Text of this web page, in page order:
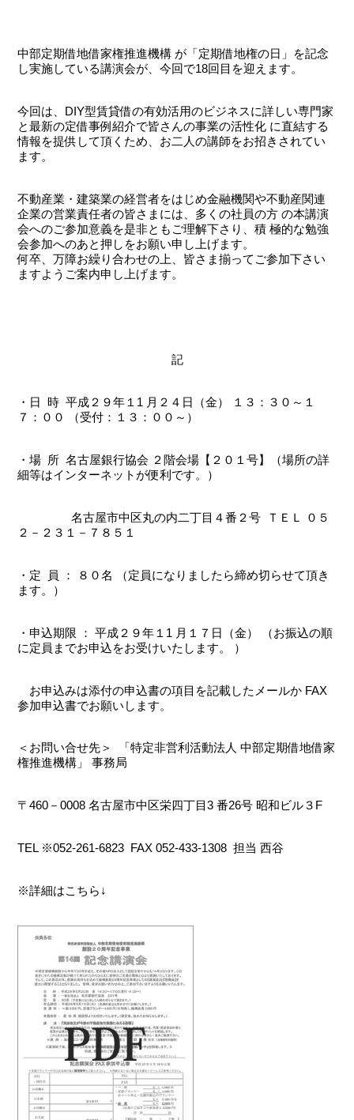
中部定期借地借家権推進機構 が「定期借地権の日」を記念
し実施している講演会が、今回で18回目を迎えます。
今回は、DIY型賃貸借の有効活用のビジネスに詳しい専門家
と最新の定借事例紹介で皆さんの事業の活性化 に直結する
情報を提供して頂くため、お二人の講師をお招きされてい
ます。
不動産業・建築業の経営者をはじめ金融機関や不動産関連
企業の営業責任者の皆さまには、多くの社員の方 の本講演
会へのご参加意義を是非ともご理解下さり、積 極的な勉強
会参加へのあと押しをお願い申し上げます。
何卒、万障お繰り合わせの上、皆さま揃ってご参加下さい
ますようご案内申し上げます。
記
・日 時 平成２９年１1 月２４日（金） １３：３０～１
７：００ （受付：１３：００～）
・場 所 名古屋銀行協会 ２階会場【２０１号】（場所の詳
細等はインターネットが便利です。）
名古屋市中区丸の内二丁目４番２号 ＴＥＬ ０５
２－２３１－７８５１
・定 員 ： ８０名 （定員になりましたら締め切らせて頂き
ます。）
・申込期限 ： 平成２９年１1 月１７日（金） （お振込の順
に定員までお申込をお受けいたします。 ）
お申込みは添付の申込書の項目を記載したメールか FAX
参加申込書でお願いします。
＜お問い合せ先＞ 「特定非営利活動法人 中部定期借地借家
権推進機構」 事務局
〒460－0008 名古屋市中区栄四丁目3 番26号 昭和ビル３F
TEL ※052-261-6823 FAX 052-433-1308 担当 西谷
※詳細はこちら↓